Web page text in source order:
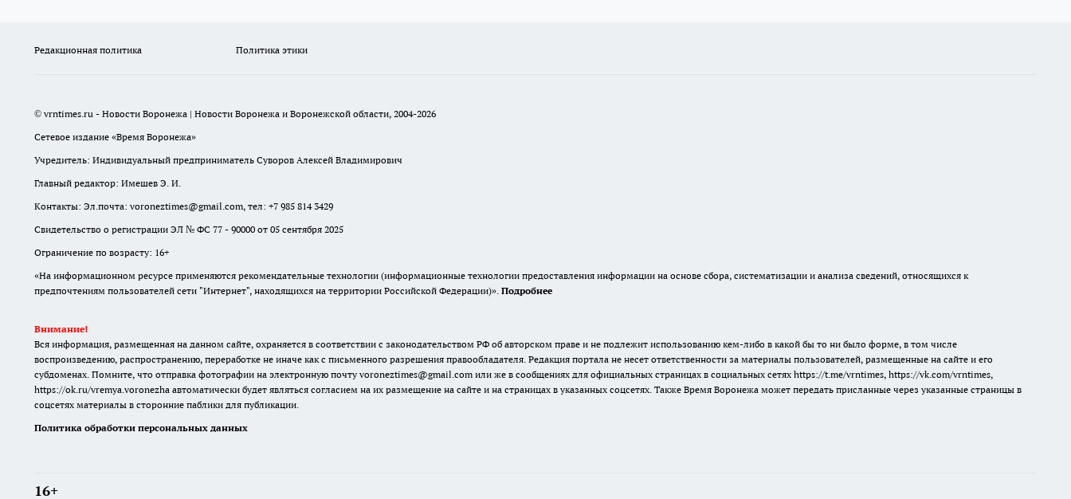
Редакционная политика Политика этики
© vrntimes.ru - Новости Воронежа | Новости Воронежа и Воронежской области, 2004-2026
Сетевое издание «Время Воронежа»
Учредитель: Индивидуальный предприниматель Суворов Алексей Владимирович
Главный редактор: Имешев Э. И.
Контакты: Эл.почта: voroneztimes@gmail.com, тел: +7 985 814 3429
Свидетельство о регистрации ЭЛ № ФС 77 - 90000 от 05 сентября 2025
Ограничение по возрасту: 16+
«На информационном ресурсе применяются рекомендательные технологии (информационные технологии предоставления информации на основе сбора, систематизации и анализа сведений, относящихся к
предпочтениям пользователей сети "Интернет", находящихся на территории Российской Федерации)». Подробнее
Внимание!
Вся информация, размещенная на данном сайте, охраняется в соответствии с законодательством РФ об авторском праве и не подлежит использованию кем-либо в какой бы то ни было форме, в том числе
воспроизведению, распространению, переработке не иначе как с письменного разрешения правообладателя. Редакция портала не несет ответственности за материалы пользователей, размещенные на сайте и его
субдоменах. Помните, что отправка фотографии на электронную почту voroneztimes@gmail.com или же в сообщениях для официальных страницах в социальных сетях https://t.me/vrntimes, https://vk.com/vrntimes,
https://ok.ru/vremya.voronezha автоматически будет являться согласием на их размещение на сайте и на страницах в указанных соцсетях. Также Время Воронежа может передать присланные через указанные страницы в
соцсетях материалы в сторонние паблики для публикации.
Политика обработки персональных данных
16+